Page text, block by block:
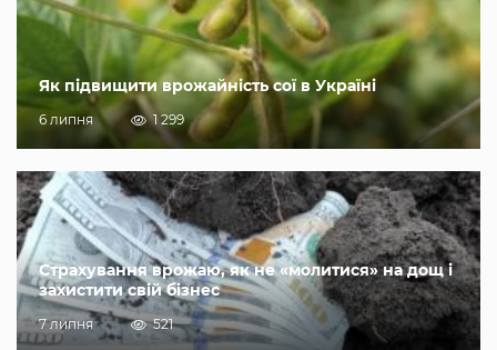
Як підвищити врожайність сої в Україні
6 липня 1 299
Страхування врожаю, як не «молитися» на дощ і
захистити свій бізнес
7 липня 521